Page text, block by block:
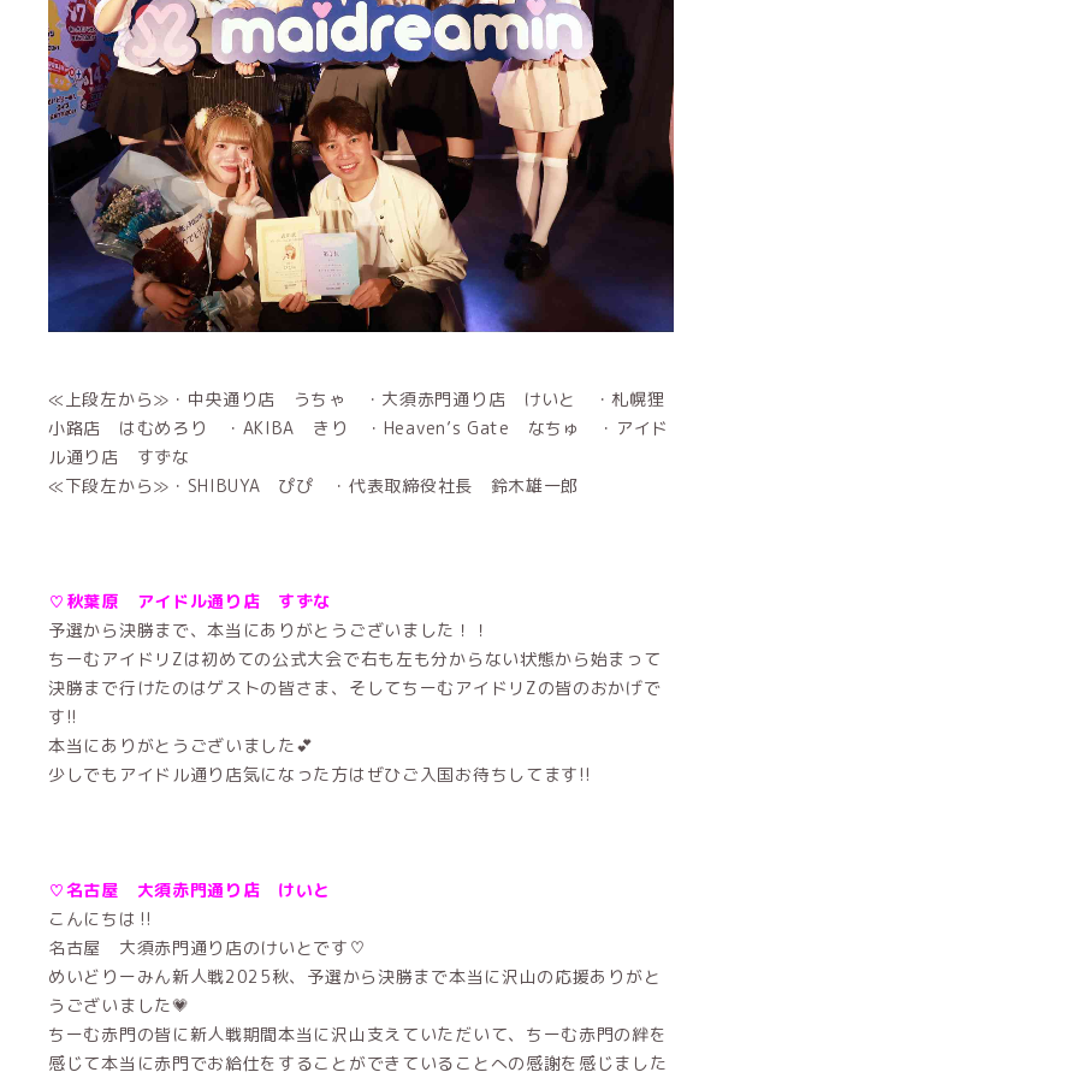
≪上段左から≫・中央通り店 うちゃ ・大須赤門通り店 けいと ・札幌狸
小路店 はむめろり ・AKIBA きり ・Heaven’s Gate なちゅ ・アイド
ル通り店 すずな
≪下段左から≫・SHIBUYA ぴぴ ・代表取締役社長 鈴木雄一郎
♡秋葉原 アイドル通り店 すずな
予選から決勝まで、本当にありがとうございました！！
ちーむアイドリZは初めての公式大会で右も左も分からない状態から始まって
決勝まで行けたのはゲストの皆さま、そしてちーむアイドリZの皆のおかげで
す!!
本当にありがとうございました💕
少しでもアイドル通り店気になった方はぜひご入国お待ちしてます!!
♡名古屋 大須赤門通り店 けいと
こんにちは‼️
名古屋 大須赤門通り店のけいとです♡
めいどりーみん新人戦2025秋、予選から決勝まで本当に沢山の応援ありがと
うございました💗
ちーむ赤門の皆に新人戦期間本当に沢山支えていただいて、ちーむ赤門の絆を
感じて本当に赤門でお給仕をすることができていることへの感謝を感じました